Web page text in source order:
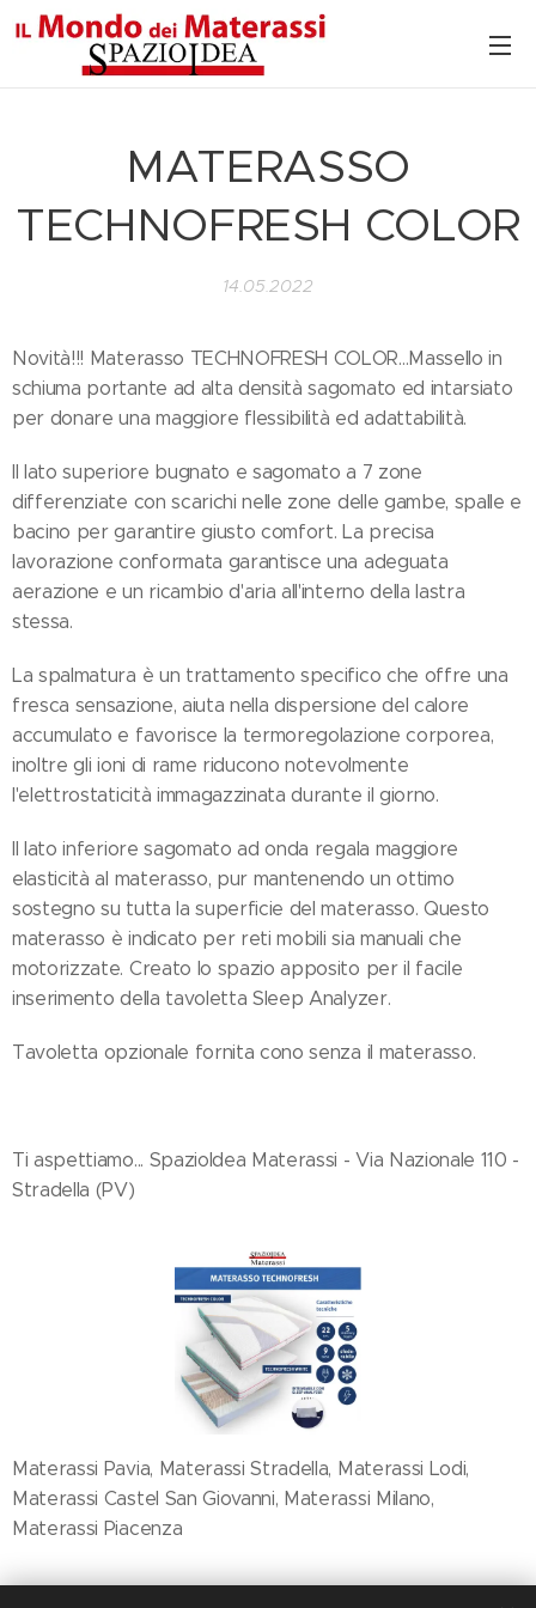
MATERASSO
TECHNOFRESH COLOR
14.05.2022
Novità!!! Materasso TECHNOFRESH COLOR...Massello in
schiuma portante ad alta densità sagomato ed intarsiato
per donare una maggiore flessibilità ed adattabilità.
Il lato superiore bugnato e sagomato a 7 zone
differenziate con scarichi nelle zone delle gambe, spalle e
bacino per garantire giusto comfort. La precisa
lavorazione conformata garantisce una adeguata
aerazione e un ricambio d'aria all'interno della lastra
stessa.
La spalmatura è un trattamento specifico che offre una
fresca sensazione, aiuta nella dispersione del calore
accumulato e favorisce la termoregolazione corporea,
inoltre gli ioni di rame riducono notevolmente
l'elettrostaticità immagazzinata durante il giorno.
Il lato inferiore sagomato ad onda regala maggiore
elasticità al materasso, pur mantenendo un ottimo
sostegno su tutta la superficie del materasso. Questo
materasso è indicato per reti mobili sia manuali che
motorizzate. Creato lo spazio apposito per il facile
inserimento della tavoletta Sleep Analyzer.
Tavoletta opzionale fornita cono senza il materasso.
Ti aspettiamo... SpazioIdea Materassi - Via Nazionale 110 -
Stradella (PV)
Materassi Pavia, Materassi Stradella, Materassi Lodi,
Materassi Castel San Giovanni, Materassi Milano,
Materassi Piacenza